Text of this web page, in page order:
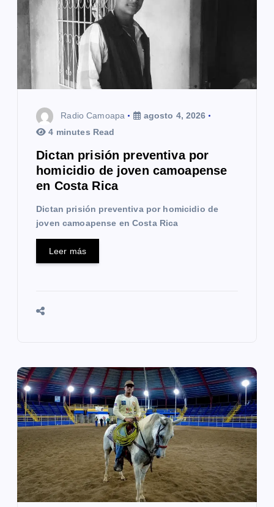
e
n
Radio Camoapa
agosto 4, 2026
4 minutes Read
Dictan prisión preventiva por
homicidio de joven camoapense
en Costa Rica
Dictan prisión preventiva por homicidio de
joven camoapense en Costa Rica
Leer más